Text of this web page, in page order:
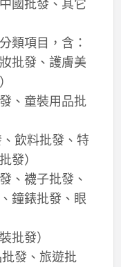
國批發、其它
類項目，含：
批發、護膚美
、童裝用品批
飲料批發、特
發）
、襪子批發、
鐘錶批發、眼
批發）
發、旅遊批